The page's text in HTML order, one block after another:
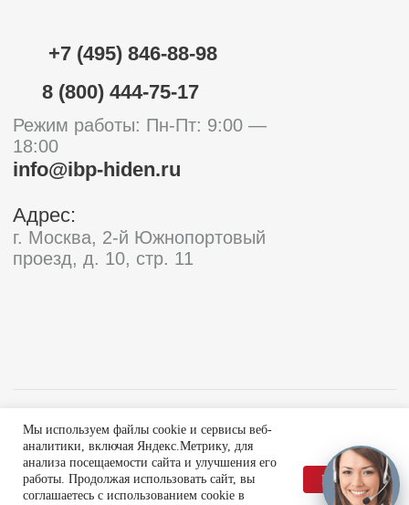
Мы используем файлы cookie и сервисы веб-
аналитики, включая Яндекс.Метрику, для
анализа посещаемости сайта и улучшения его
работы. Продолжая использовать сайт, вы
соглашаетесь с использованием cookie в
Принять